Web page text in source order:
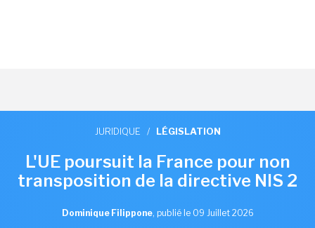
JURIDIQUE / LÉGISLATION
L'UE poursuit la France pour non
transposition de la directive NIS 2
Dominique Filippone, publié le 09 Juillet 2026